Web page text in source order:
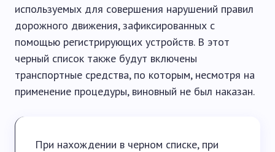
используемых для совершения нарушений правил
дорожного движения, зафиксированных с
помощью регистрирующих устройств. В этот
черный список также будут включены
транспортные средства, по которым, несмотря на
применение процедуры, виновный не был наказан.
При нахождении в черном списке, при